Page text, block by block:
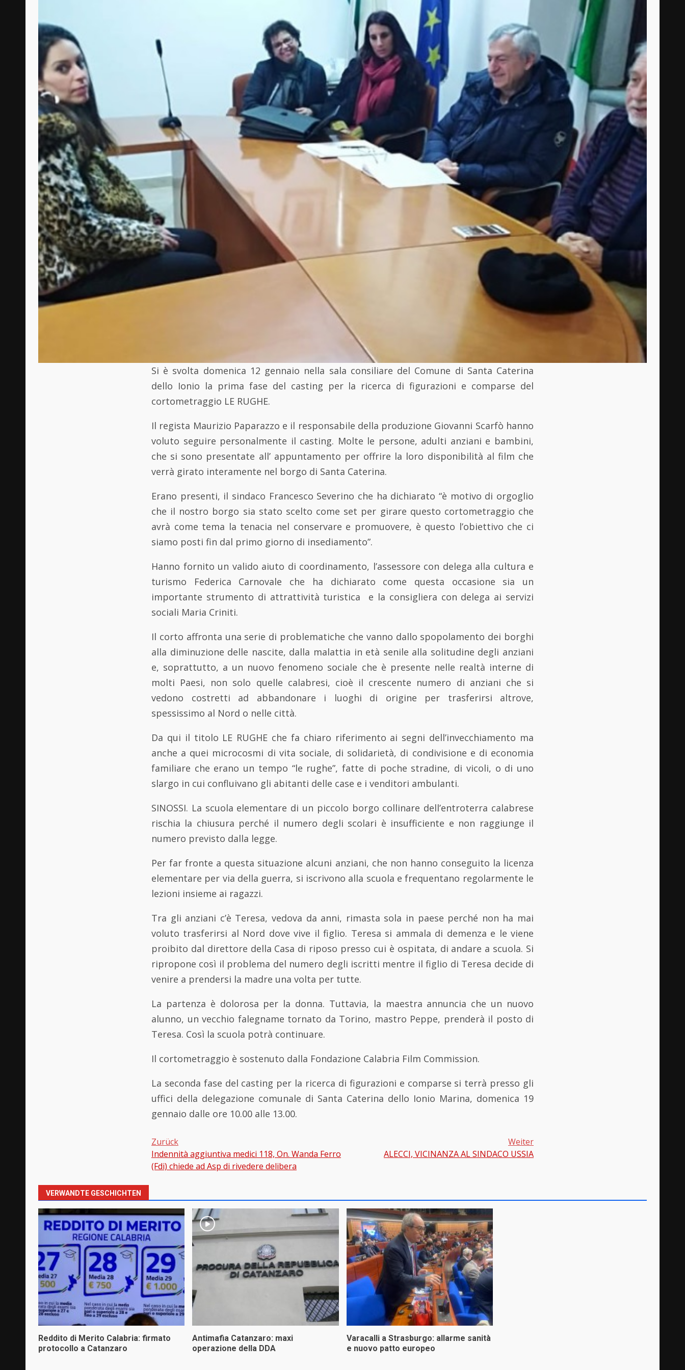
Si è svolta domenica 12 gennaio nella sala consiliare del Comune di Santa Caterina
dello Ionio la prima fase del casting per la ricerca di figurazioni e comparse del
cortometraggio LE RUGHE.
Il regista Maurizio Paparazzo e il responsabile della produzione Giovanni Scarfò hanno
voluto seguire personalmente il casting. Molte le persone, adulti anziani e bambini,
che si sono presentate all’ appuntamento per offrire la loro disponibilità al film che
verrà girato interamente nel borgo di Santa Caterina.
Erano presenti, il sindaco Francesco Severino che ha dichiarato “è motivo di orgoglio
che il nostro borgo sia stato scelto come set per girare questo cortometraggio che
avrà come tema la tenacia nel conservare e promuovere, è questo l’obiettivo che ci
siamo posti fin dal primo giorno di insediamento”.
Hanno fornito un valido aiuto di coordinamento, l’assessore con delega alla cultura e
turismo Federica Carnovale che ha dichiarato come questa occasione sia un
importante strumento di attrattività turistica e la consigliera con delega ai servizi
sociali Maria Criniti.
Il corto affronta una serie di problematiche che vanno dallo spopolamento dei borghi
alla diminuzione delle nascite, dalla malattia in età senile alla solitudine degli anziani
e, soprattutto, a un nuovo fenomeno sociale che è presente nelle realtà interne di
molti Paesi, non solo quelle calabresi, cioè il crescente numero di anziani che si
vedono costretti ad abbandonare i luoghi di origine per trasferirsi altrove,
spessissimo al Nord o nelle città.
Da qui il titolo LE RUGHE che fa chiaro riferimento ai segni dell’invecchiamento ma
anche a quei microcosmi di vita sociale, di solidarietà, di condivisione e di economia
familiare che erano un tempo “le rughe”, fatte di poche stradine, di vicoli, o di uno
slargo in cui confluivano gli abitanti delle case e i venditori ambulanti.
SINOSSI. La scuola elementare di un piccolo borgo collinare dell’entroterra calabrese
rischia la chiusura perché il numero degli scolari è insufficiente e non raggiunge il
numero previsto dalla legge.
Per far fronte a questa situazione alcuni anziani, che non hanno conseguito la licenza
elementare per via della guerra, si iscrivono alla scuola e frequentano regolarmente le
lezioni insieme ai ragazzi.
Tra gli anziani c’è Teresa, vedova da anni, rimasta sola in paese perché non ha mai
voluto trasferirsi al Nord dove vive il figlio. Teresa si ammala di demenza e le viene
proibito dal direttore della Casa di riposo presso cui è ospitata, di andare a scuola. Si
ripropone così il problema del numero degli iscritti mentre il figlio di Teresa decide di
venire a prendersi la madre una volta per tutte.
La partenza è dolorosa per la donna. Tuttavia, la maestra annuncia che un nuovo
alunno, un vecchio falegname tornato da Torino, mastro Peppe, prenderà il posto di
Teresa. Così la scuola potrà continuare.
Il cortometraggio è sostenuto dalla Fondazione Calabria Film Commission.
La seconda fase del casting per la ricerca di figurazioni e comparse si terrà presso gli
uffici della delegazione comunale di Santa Caterina dello Ionio Marina, domenica 19
gennaio dalle ore 10.00 alle 13.00.
Beitragsnavigation
Zurück
Indennità aggiuntiva medici 118, On. Wanda Ferro
(Fdi) chiede ad Asp di rivedere delibera
Weiter
ALECCI, VICINANZA AL SINDACO USSIA
VERWANDTE GESCHICHTEN
Reddito di Merito Calabria: firmato
protocollo a Catanzaro
Antimafia Catanzaro: maxi
operazione della DDA
Varacalli a Strasburgo: allarme sanità
e nuovo patto europeo